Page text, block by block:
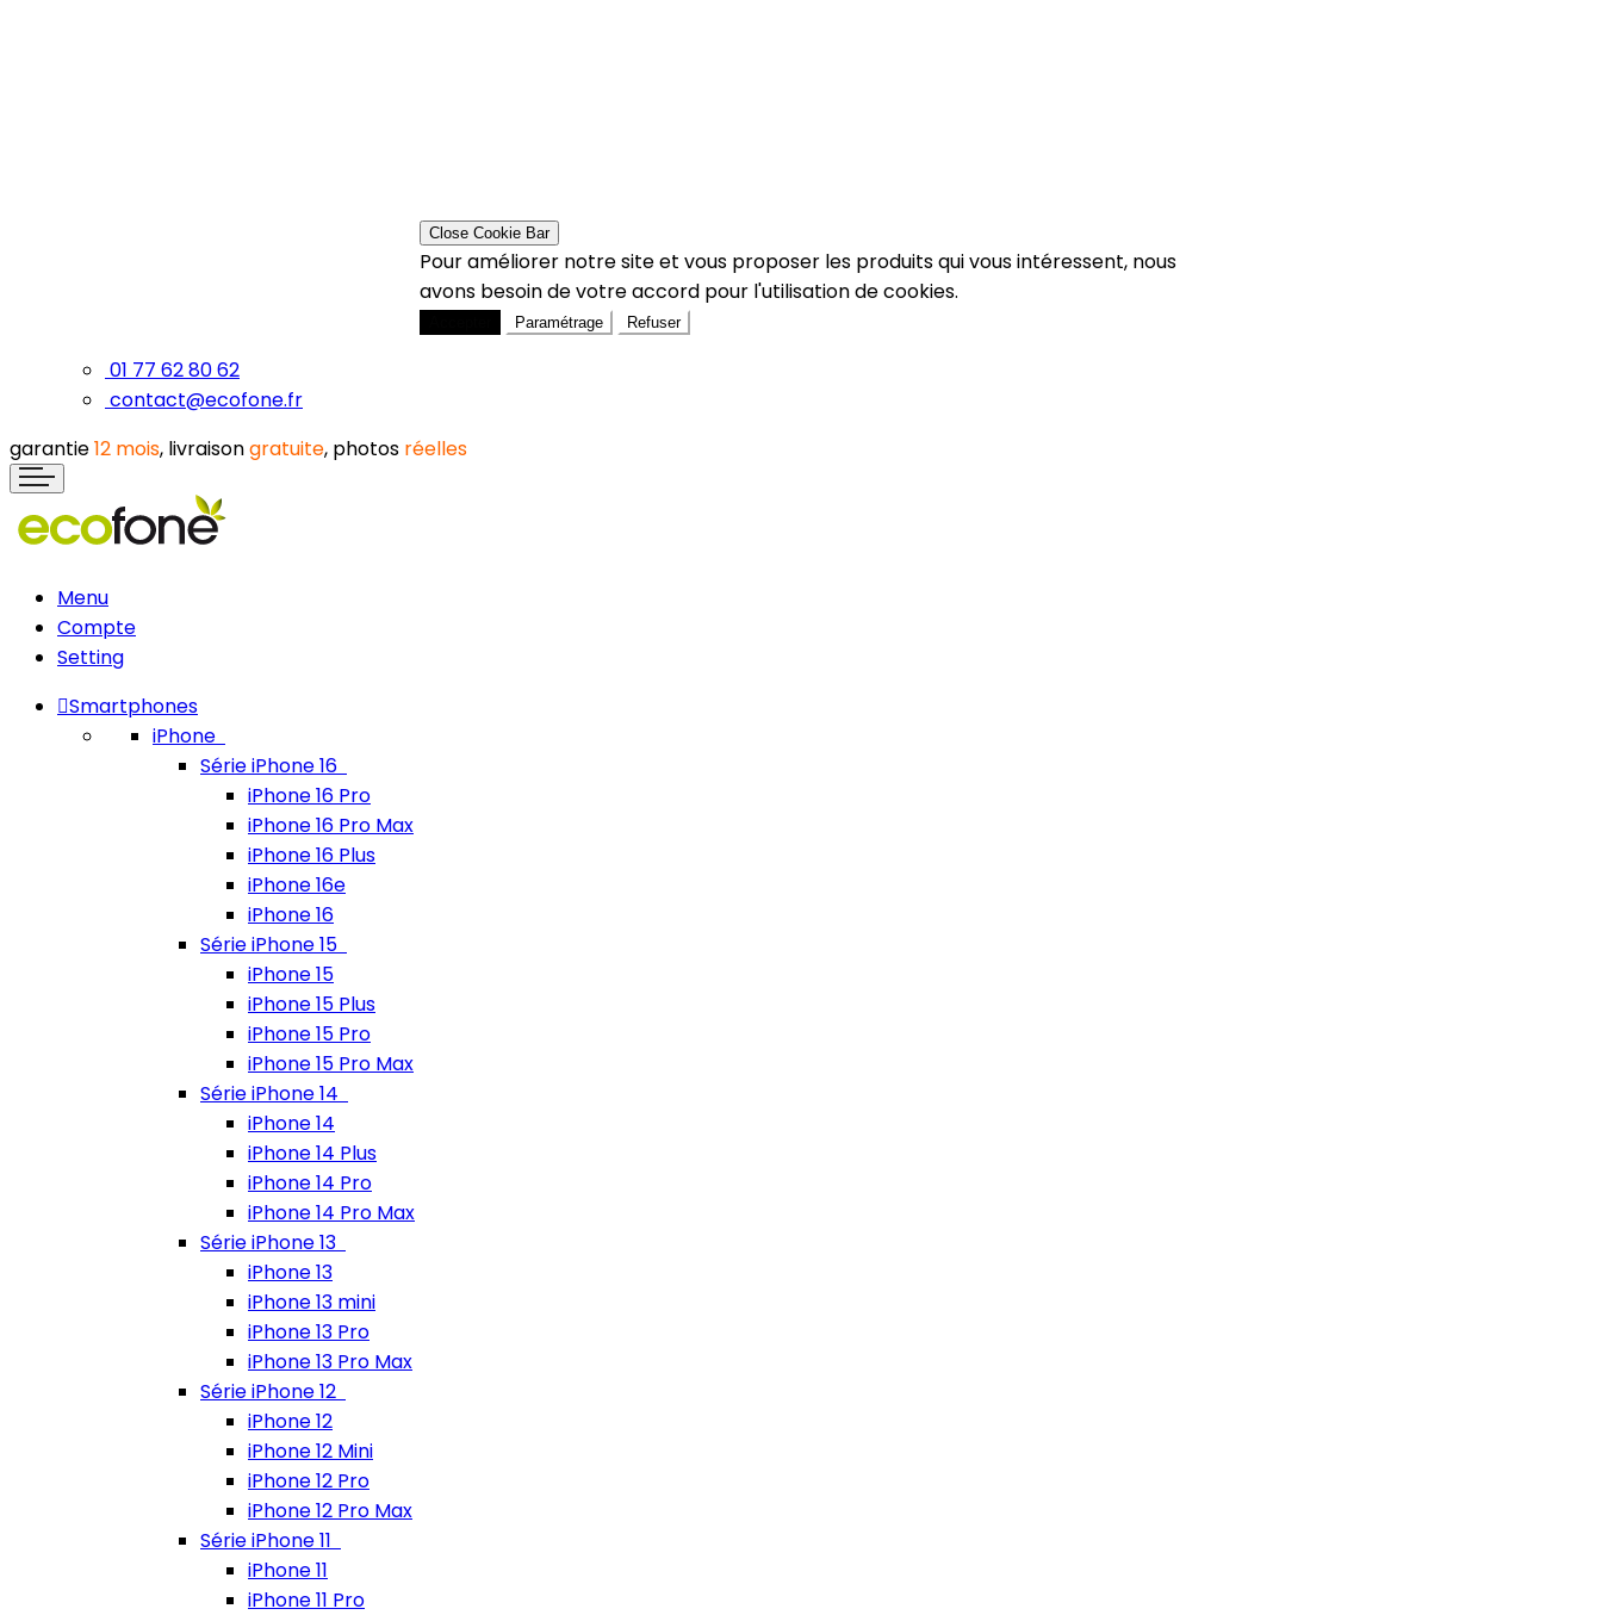
Close Cookie Bar
Pour améliorer notre site et vous proposer les produits qui vous intéressent, nous
avons besoin de votre accord pour l'utilisation de cookies.
Paramétrage Refuser
01 77 62 80 62
contact@ecofone.fr
garantie12 mois, livraisongratuite, photos réelles
Menu
Compte
Setting
Smartphones
iPhone
Série iPhone 16
iPhone 16 Pro
iPhone 16 Pro Max
iPhone 16 Plus
iPhone 16e
iPhone 16
Série iPhone 15
iPhone 15
iPhone 15 Plus
iPhone 15 Pro
iPhone 15 Pro Max
Série iPhone 14
iPhone 14
iPhone 14 Plus
iPhone 14 Pro
iPhone 14 Pro Max
Série iPhone 13
iPhone 13
iPhone 13 mini
iPhone 13 Pro
iPhone 13 Pro Max
Série iPhone 12
iPhone 12
iPhone 12 Mini
iPhone 12 Pro
iPhone 12 Pro Max
Série iPhone 11
iPhone 11
iPhone 11 Pro